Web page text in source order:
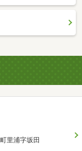
里浦字坂田